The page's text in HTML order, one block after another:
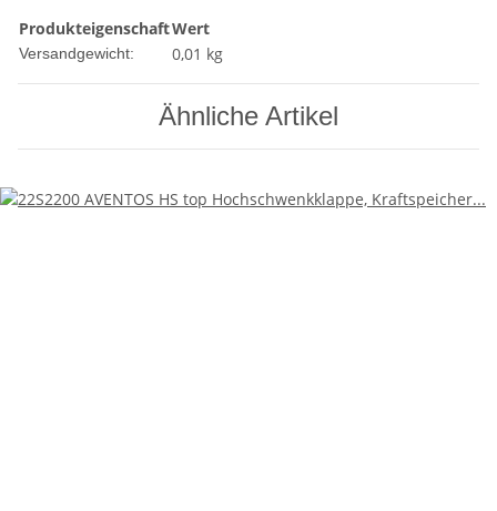
ProdukteigenschaftWert
Versandgewicht: 0,01 kg
Ähnliche Artikel